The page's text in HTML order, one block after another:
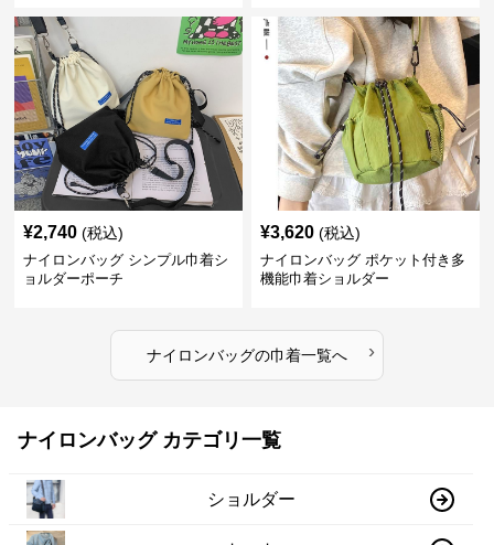
¥2,740 (税込)
ナイロンバッグ シンプル巾着シ
ョルダーポーチ
¥3,620 (税込)
ナイロンバッグ ポケット付き多
機能巾着ショルダー
ナイロンバッグの巾着一覧へ ›
ナイロンバッグ カテゴリ一覧
ショルダー